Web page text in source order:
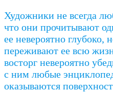
Художники не всегда
что они прочитывают
ее невероятно глубоко,
переживают ее всю
восторг невероятно
с ним любые
оказываются